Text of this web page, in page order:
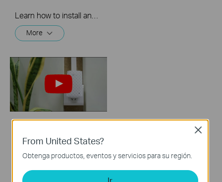
More
Link Range Extender
(via web Browser)
From United States?
Obtenga productos, eventos y servicios para su región.
Close